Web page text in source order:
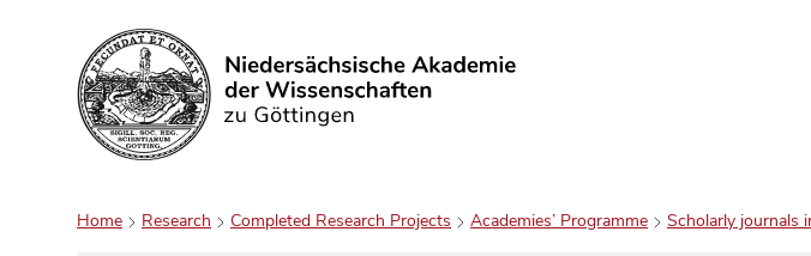
Search
Home Research Completed Research Projects Academies’ Programme Scholarly journals